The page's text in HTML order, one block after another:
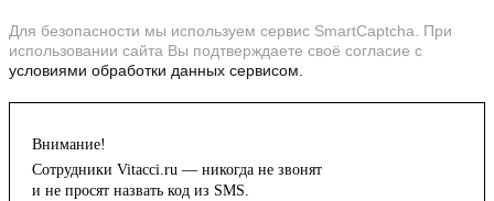
Для безопасности мы используем сервис SmartCaptcha. При
использовании сайта Вы подтверждаете своё согласие с
условиями обработки данных сервисом.
Внимание!
Сотрудники Vitacci.ru — никогда не звонят
и не просят назвать код из SMS.